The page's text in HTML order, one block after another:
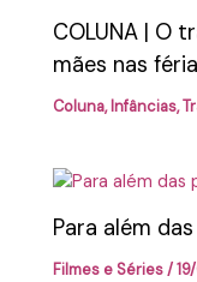
COLUNA | O
mães nas
Coluna,Infâncias,
Para além
Filmes e Séries/